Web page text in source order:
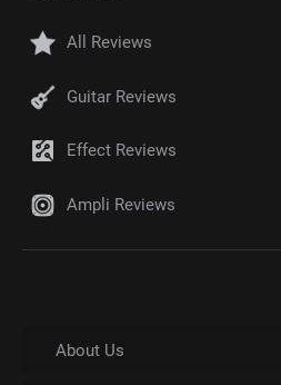
All Reviews
Guitar Reviews
Effect Reviews
Ampli Reviews
About Us